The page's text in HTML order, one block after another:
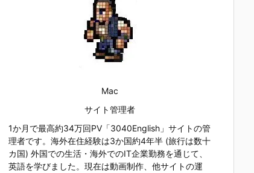
Mac
サイト管理者
1か月で最高約34万回PV「3040English」サイトの管
理者です。海外在住経験は3か国約4年半 (旅行は数十
カ国) 外国での生活・海外でのIT企業勤務を通じて、
英語を学びました。現在は動画制作、他サイトの運